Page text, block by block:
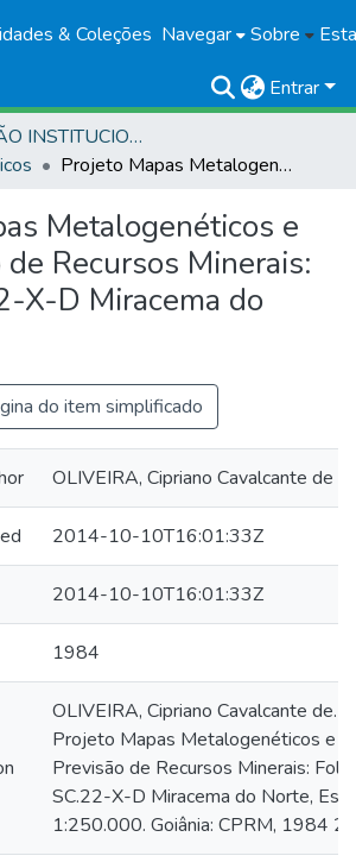
& Coleções Navegar Sobre
Entrar
PRODUÇÃO INSTITUCIONAL
Projeto Mapas Metalogenéticos e de Previsão de Recursos Minerais: Folha SC.22-X-D Miracema do Norte
Metalogenéticos e
Recursos Minerais:
X-D Miracema do
do item simplificado
OLIVEIRA, Cipriano Cavalcante de
2014-10-10T16:01:33Z
2014-10-10T16:01:33Z
1984
OLIVEIRA, Cipriano Cavalcante de.
Projeto Mapas Metalogenéticos e
Previsão de Recursos Minerais:
SC.22-X-D Miracema do Norte,
1:250.000. Goiânia: CPRM, 1984 2